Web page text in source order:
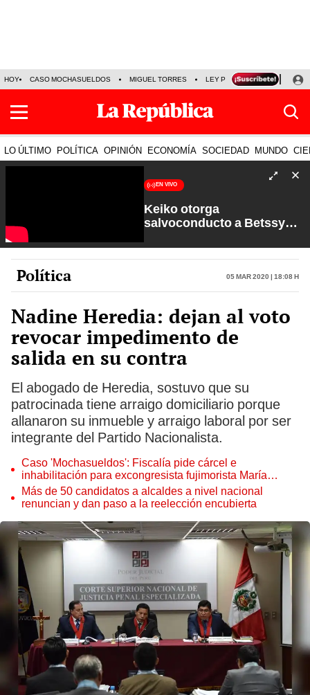
HOY CASO MOCHASUELDOS MIGUEL TORRES LEY PULPÍN PRECIO DEL
LO ÚLTIMO POLÍTICA OPINIÓN ECONOMÍA SOCIEDAD MUNDO
EN VIVO
Keiko otorga
salvoconducto a Betssy
Petroperú | Sin Guion con
Rosa María Palacios
Política 05 Mar 2020 | 18:08 h
Nadine Heredia: dejan al voto
revocar impedimento de
salida en su contra
El abogado de Heredia, sostuvo que su
patrocinada tiene arraigo domiciliario porque
allanaron su inmueble y arraigo laboral por ser
integrante del Partido Nacionalista.
Caso 'Mochasueldos': Fiscalía pide cárcel e
inhabilitación para excongresista fujimorista María
Cordero Jon Tay
Más de 50 candidatos a alcaldes a nivel nacional
renuncian y dan paso a la reelección encubierta